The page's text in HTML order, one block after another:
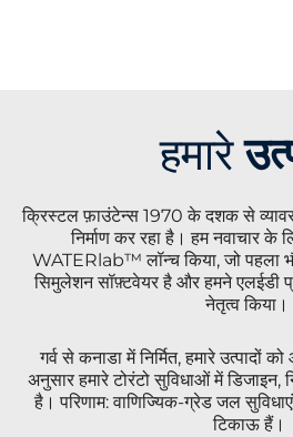
हमारे
क्रिस्टल फ़ाउंटेन्स 1970 के दशक से
निर्माण कर रहा है। हम नवाचार
WATERlab™ लॉन्च किया, जो पहला
सिमुलेशन सॉफ़्टवेयर है और हमने एलईडी
नेतृत्व किया।
गर्व से कनाडा में निर्मित, हमारे
अनुसार हमारे टोरंटो सुविधाओं में डिजाइन,
है। परिणाम: वाणिज्यिक-ग्रेड जल
टिकाऊ हैं।